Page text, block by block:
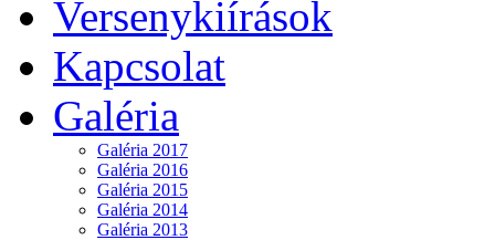
Versenykiírások
Kapcsolat
Galéria
Galéria 2017
Galéria 2016
Galéria 2015
Galéria 2014
Galéria 2013